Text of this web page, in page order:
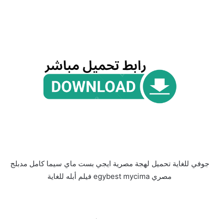
جوفي للغاية تحميل لهجة مصرية ايجي بست ماي سيما كامل مدبلج
مصري egybest mycima فيلم أبله للغاية